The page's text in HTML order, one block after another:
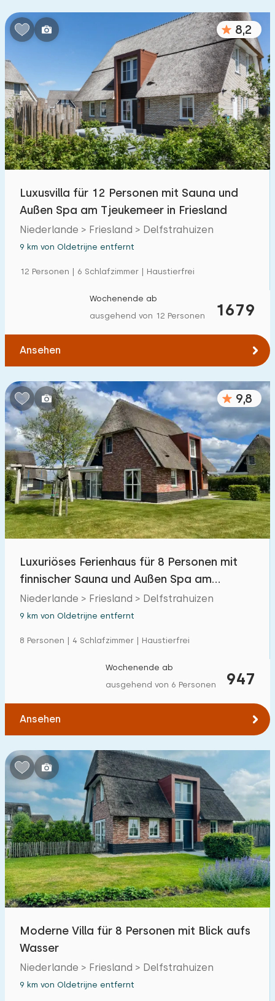
8,2
Luxusvilla für 12 Personen mit Sauna und
Außen Spa am Tjeukemeer in Friesland
Niederlande > Friesland > Delfstrahuizen
9 km von Oldetrijne entfernt
12 Personen | 6 Schlafzimmer | Haustierfrei
1679
Wochenende ab
ausgehend von 12 Personen
Ansehen
9,8
Luxuriöses Ferienhaus für 8 Personen mit
finnischer Sauna und Außen Spa am
Tjeukemeer in F
Niederlande > Friesland > Delfstrahuizen
9 km von Oldetrijne entfernt
8 Personen | 4 Schlafzimmer | Haustierfrei
947
Wochenende ab
ausgehend von 6 Personen
Ansehen
Moderne Villa für 8 Personen mit Blick aufs
Wasser
Niederlande > Friesland > Delfstrahuizen
9 km von Oldetrijne entfernt